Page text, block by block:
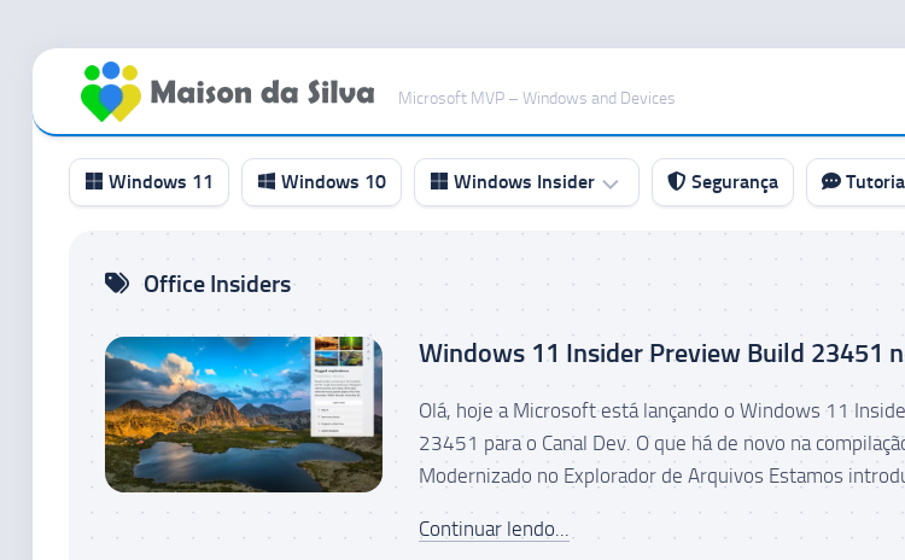
conteúdo
Microsoft MVP – Windows and Devices
Windows 11 Windows 10 Windows Insider
Canal
Beta
Canal
Dev
Canal
Canary
Segurança
Office Insiders
Windows 11 Insider Preview Build 23451
Olá, hoje a Microsoft está lançando o Windows 11
23451 para o Canal Dev. O que há de novo na
Modernizado no Explorador de Arquivos Estamos
Continuar lendo...